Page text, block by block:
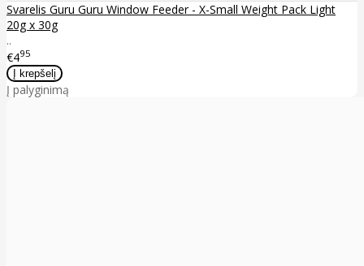
Svarelis Guru Guru Window Feeder - X-Small Weight Pack Light
20g x 30g
..
€495
Į palyginimą